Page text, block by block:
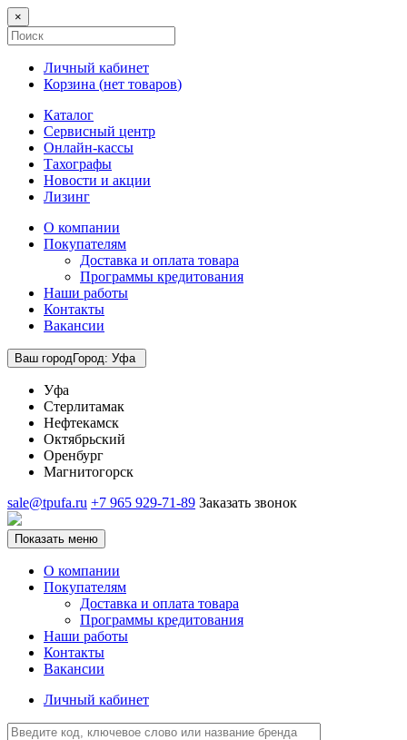
×
Личный кабинет
Корзина (нет товаров)
Каталог
Сервисный центр
Онлайн-кассы
Тахографы
Новости и акции
Лизинг
О компании
Покупателям
Доставка и оплата товара
Программы кредитования
Наши работы
Контакты
Вакансии
Ваш городГород: Уфа
Уфа
Стерлитамак
Нефтекамск
Октябрьский
Оренбург
Магнитогорск
sale@tpufa.ru +7 965 929-71-89 Заказать звонок
Показать меню
О компании
Покупателям
Доставка и оплата товара
Программы кредитования
Наши работы
Контакты
Вакансии
Личный кабинет